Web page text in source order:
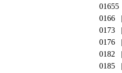
01655
0166
0173
0176
0182
0185